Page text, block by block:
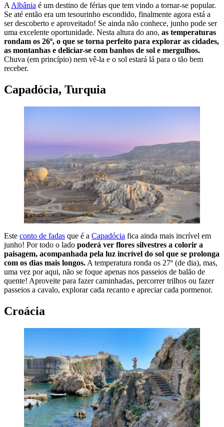
A Albânia é um destino de férias que tem vindo a tornar-se popular.
Se até então era um tesourinho escondido, finalmente agora está a
ser descoberto e aproveitado! Se ainda não conhece, junho pode ser
uma excelente oportunidade. Nesta altura do ano, as temperaturas
rondam os 26º, o que se torna perfeito para explorar as cidades,
as montanhas e deliciar-se com banhos de sol e mergulhos.
Chuva (em princípio) nem vê-la e o sol estará lá para o tão bem
receber.
Capadócia, Turquia
Este conto de fadas que é a Capadócia fica ainda mais incrível em
junho! Por todo o lado poderá ver flores silvestres a colorir a
paisagem, acompanhada pela luz incrível do sol que se prolonga
com os dias mais longos. A temperatura ronda os 27º (de dia), mas,
uma vez por aqui, não se foque apenas nos passeios de balão de
quente! Aproveite para fazer caminhadas, percorrer trilhos ou fazer
passeios a cavalo, explorar cada recanto e apreciar cada pormenor.
Croácia